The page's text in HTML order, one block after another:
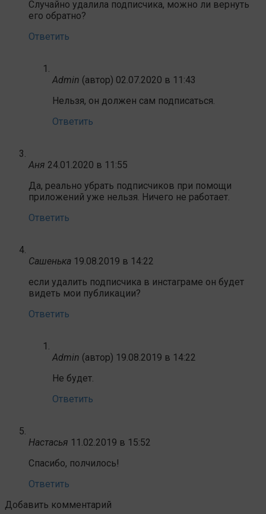
Случайно удалила подписчика, можно ли вернуть
его обратно?
Ответить
Admin (автор) 02.07.2020 в 11:43
Нельзя, он должен сам подписаться.
Ответить
Аня 24.01.2020 в 11:55
Да, реально убрать подписчиков при помощи
приложений уже нельзя. Ничего не работает.
Ответить
Сашенька 19.08.2019 в 14:22
если удалить подписчика в инстаграме он будет
видеть мои публикации?
Ответить
Admin (автор) 19.08.2019 в 14:22
Не будет.
Ответить
Настасья 11.02.2019 в 15:52
Спасибо, полчилось!
Ответить
Добавить комментарий